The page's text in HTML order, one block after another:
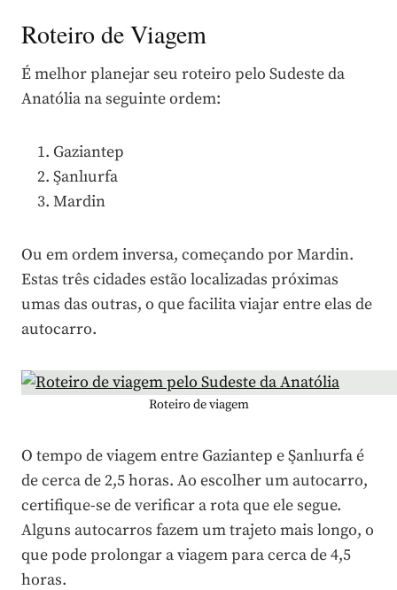
Roteiro de Viagem
É melhor planejar seu roteiro pelo Sudeste da
Anatólia na seguinte ordem:
Gaziantep
Şanlıurfa
Mardin
Ou em ordem inversa, começando por Mardin.
Estas três cidades estão localizadas próximas
umas das outras, o que facilita viajar entre elas de
autocarro.
Roteiro de viagem
O tempo de viagem entre Gaziantep e Şanlıurfa é
de cerca de 2,5 horas. Ao escolher um autocarro,
certifique-se de verificar a rota que ele segue.
Alguns autocarros fazem um trajeto mais longo, o
que pode prolongar a viagem para cerca de 4,5
horas.